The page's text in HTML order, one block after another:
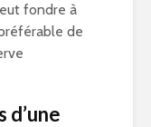
fondre à
de
d’une